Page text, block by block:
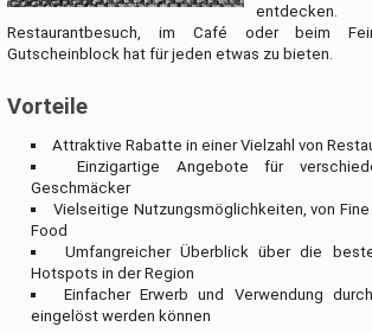
Restaurantbesuch, im Café oder beim
Gutscheinblock hat für jeden etwas zu bieten.
Vorteile
Attraktive Rabatte in einer Vielzahl von
Einzigartige Angebote für
Geschmäcker
Vielseitige Nutzungsmöglichkeiten, von
Food
Umfangreicher Überblick über die
Hotspots in der Region
Einfacher Erwerb und Verwendung
eingelöst werden können